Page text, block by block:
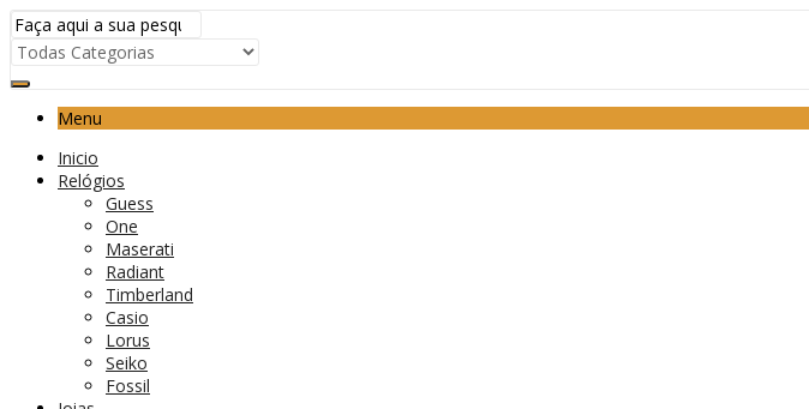
Menu
Inicio
Relógios
Guess
One
Maserati
Radiant
Timberland
Casio
Lorus
Seiko
Fossil